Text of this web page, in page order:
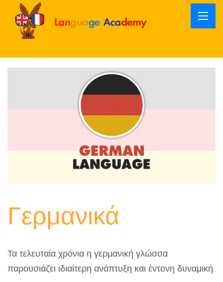
Γερμανικά
Τα τελευταία χρόνια η γερμανική γλώσσα
παρουσιάζει ιδιαίτερη ανάπτυξη και έντονη δυναμική.